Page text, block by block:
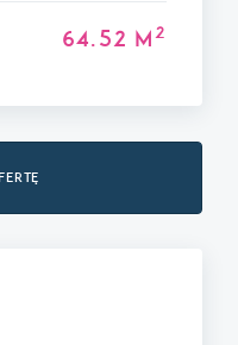
64.52 m 2